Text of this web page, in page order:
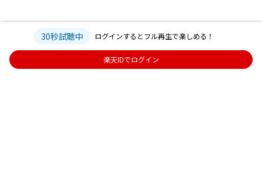
30秒試聴中 ログインするとフル再生で楽しめる！
楽天IDでログイン